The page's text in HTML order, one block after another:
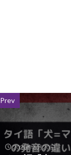
Prev
2020年6月20日